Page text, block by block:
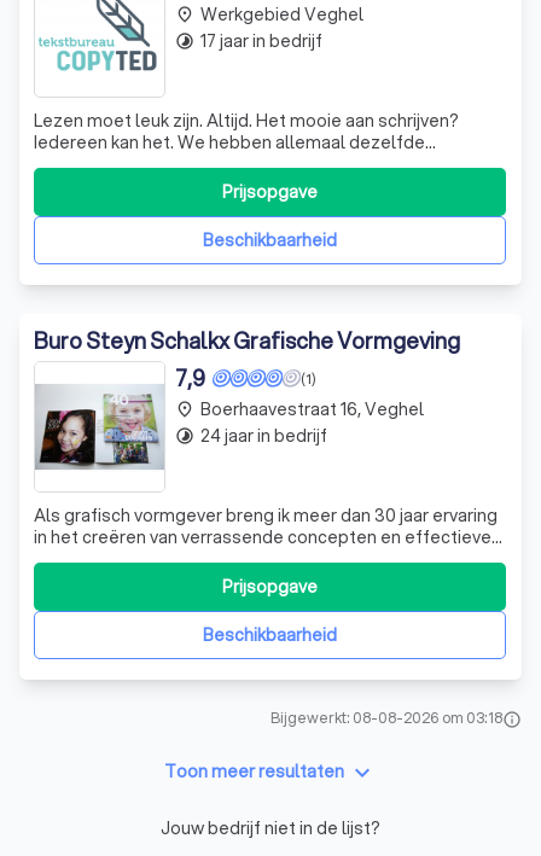
Lezen moet leuk zijn. Altijd. Het mooie aan schrijven?
Iedereen kan het. We hebben allemaal dezelfde
gereedschapskist met woorden, zinnen en metaforen. En
toch is ieder verhaal anders. Mijn stijl is levendig en
bevlogen, ik krijg de rillingen van ‘dertien in een dozijn’ en
grijze teksten. Want saaieBeschikbaarheid
Prijsopgave
place Werkgebied Veghel
timelapse 17 jaar in bedrijf
Buro Steyn Schalkx Grafische Vormgeving
(1)
7,9
Als grafisch vormgever breng ik meer dan 30 jaar ervaring
in het creëren van verrassende concepten en effectieve
communicatiemiddelen. Mijn passie ligt in het versterken
van merken en identiteiten door middel van visueel
ontwerp, van logo’s en huisstijlen tot webdesign en
verpakkingen. Samen met een
Beschikbaarheid
Prijsopgave
place Boerhaavestraat 16, Veghel
timelapse 24 jaar in bedrijf
Bijgewerkt: 08-08-2026 om 03:18info
Toon meer resultaten keyboard_arrow_down
Jouw bedrijf niet in de lijst?